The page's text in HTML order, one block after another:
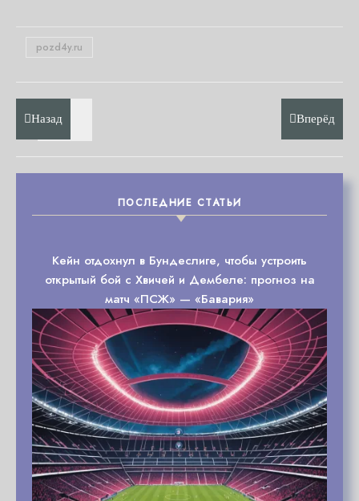
pozd4y.ru
Назад Вперёд
ПОСЛЕДНИЕ СТАТЬИ
Кейн отдохнул в Бундеслиге, чтобы устроить
открытый бой с Хвичей и Дембеле: прогноз на
матч «ПСЖ» — «Бавария»